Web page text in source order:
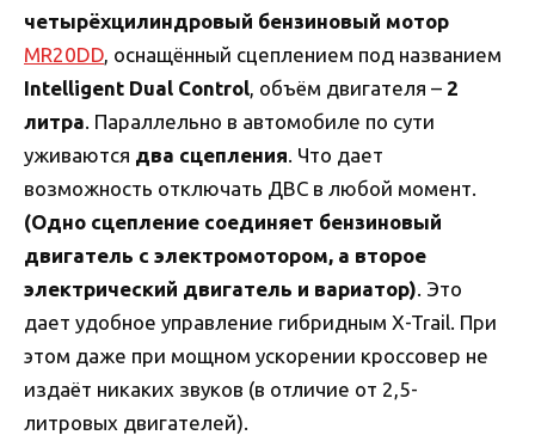
четырёхцилиндровый бензиновый мотор
MR20DD , оснащённый сцеплением под названием
Intelligent Dual Control , объём двигателя – 2
литра . Параллельно в автомобиле по сути
уживаются два сцепления . Что дает
возможность отключать ДВС в любой момент.
(Одно сцепление соединяет бензиновый
двигатель с электромотором, а второе
электрический двигатель и вариатор) . Это
дает удобное управление гибридным X-Trail. При
этом даже при мощном ускорении кроссовер не
издаёт никаких звуков (в отличие от 2,5-
литровых двигателей).